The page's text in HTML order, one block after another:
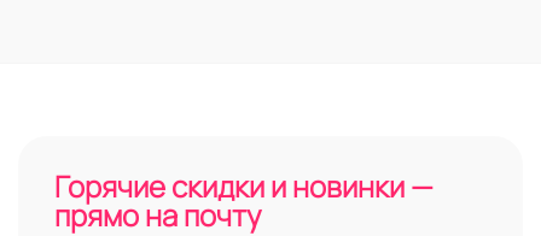
Горячие скидки и новинки —
прямо на почту